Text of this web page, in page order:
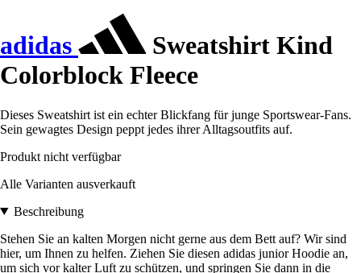
adidas
Sweatshirt Kind
Colorblock Fleece
Dieses Sweatshirt ist ein echter Blickfang für junge Sportswear-Fans.
Sein gewagtes Design peppt jedes ihrer Alltagsoutfits auf.
Produkt nicht verfügbar
Alle Varianten ausverkauft
Beschreibung
Stehen Sie an kalten Morgen nicht gerne aus dem Bett auf? Wir sind
hier, um Ihnen zu helfen. Ziehen Sie diesen adidas junior Hoodie an,
um sich vor kalter Luft zu schützen, und springen Sie dann in die